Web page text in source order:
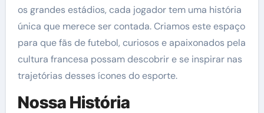
os grandes estádios, cada jogador tem uma história
única que merece ser contada. Criamos este espaço
para que fãs de futebol, curiosos e apaixonados pela
cultura francesa possam descobrir e se inspirar nas
trajetórias desses ícones do esporte.
Nossa História